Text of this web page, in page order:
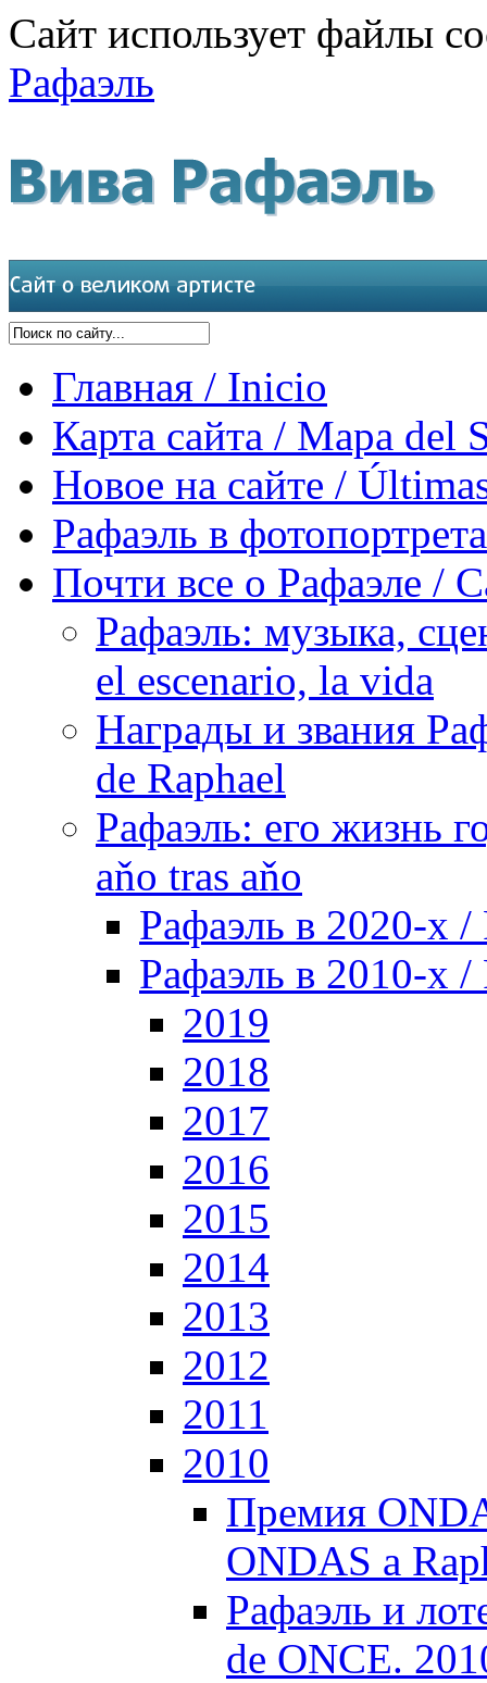
Сайт использует файлы
Рафаэль
Главная / Inicio
Карта сайта / Mapa del
Новое на сайте /
Рафаэль в
Почти все о Рафаэле /
Рафаэль: музыка,
el escenario, la vida
Награды и звания
de Raphael
Рафаэль: его жизнь
aňo tras aňo
Рафаэль в 2020-х /
Рафаэль в 2010-х /
2019
2018
2017
2016
2015
2014
2013
2012
2011
2010
Премия
ONDAS a
Рафаэль и
de ONCE.